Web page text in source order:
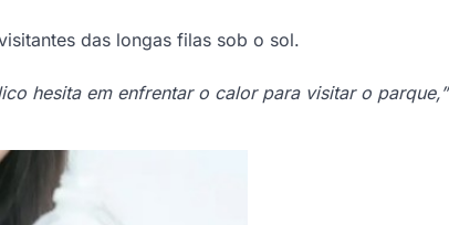
das longas filas sob o sol.
hesita em enfrentar o calor para visitar o parque,”